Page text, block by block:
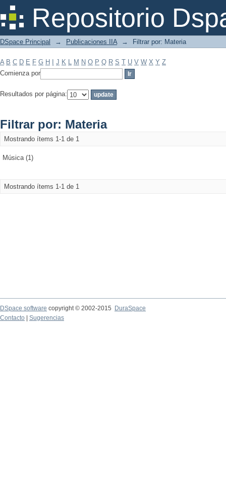
Repositorio
Filtrar por: Materia
DSpace Principal → Publicaciones IIA → Filtrar por: Materia
A B C D E F G H J K L M N O P Q R S T U V W X Y Z
Comienza por
Resultados por página:
Filtrar por: Materia
Mostrando ítems 1-1 de 1
Música (1)
Mostrando ítems 1-1 de 1
DSpace software copyright © 2002-2015
DuraSpace
Contacto
Sugerencias